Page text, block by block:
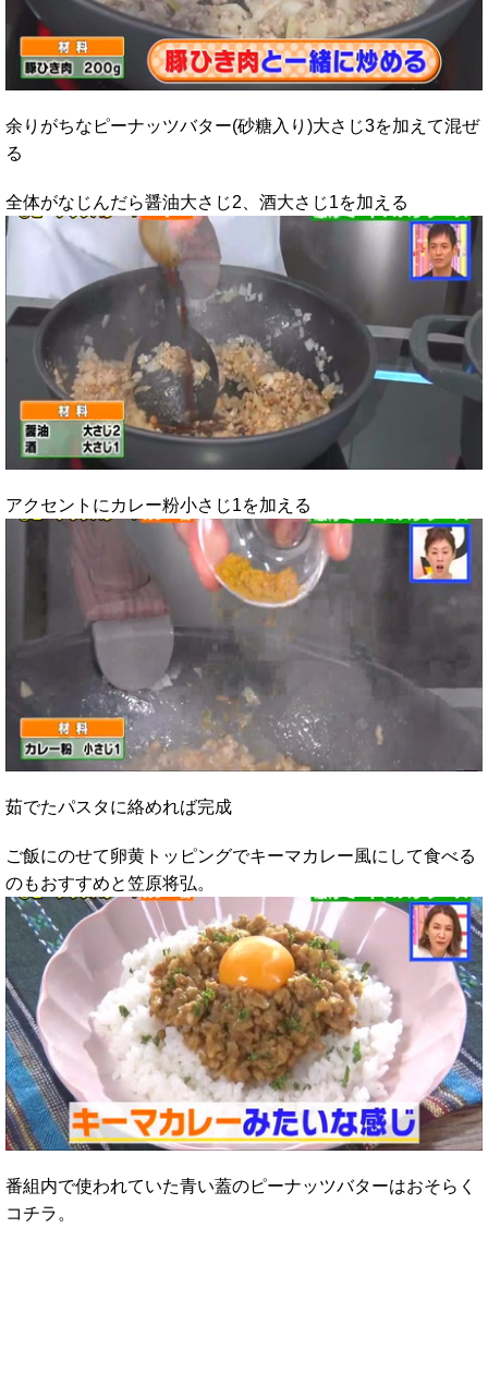
余りがちなピーナッツバター(砂糖入り)大さじ3を加えて混ぜ
る
全体がなじんだら醤油大さじ2、酒大さじ1を加える
アクセントにカレー粉小さじ1を加える
茹でたパスタに絡めれば完成
ご飯にのせて卵黄トッピングでキーマカレー風にして食べる
のもおすすめと笠原将弘。
番組内で使われていた青い蓋のピーナッツバターはおそらく
コチラ。